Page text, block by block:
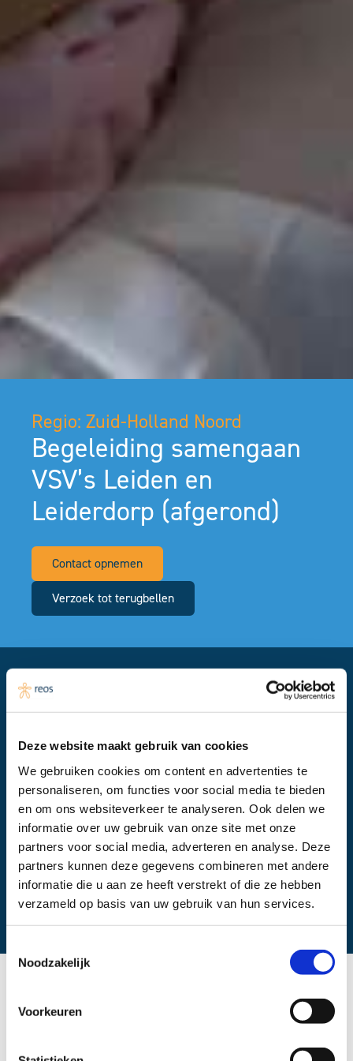
Deze website maakt gebruik van cookies
We gebruiken cookies om content en advertenties te
personaliseren, om functies voor social media te bieden
en om ons websiteverkeer te analyseren. Ook delen we
informatie over uw gebruik van onze site met onze
partners voor social media, adverteren en analyse. Deze
partners kunnen deze gegevens combineren met andere
informatie die u aan ze heeft verstrekt of die ze hebben
verzameld op basis van uw gebruik van hun services.
Noodzakelijk
Voorkeuren
Regio: Zuid-Holland Noord
Begeleiding samengaan
VSV’s Leiden en
Leiderdorp (afgerond)
Contact opnemen
Verzoek tot terugbellen
Samenwerkingspartners:
VSV’s Leiden/Leiderdorp
Laatst bijgewerkt:
De Verloskundig Samenwerkingsverbanden (VSV’s)
uitgesproken om te verkennen of zij als één VSV